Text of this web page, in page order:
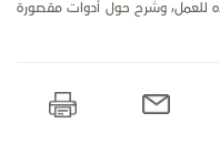
للعمل، وشرح حول أدوات مقصورة